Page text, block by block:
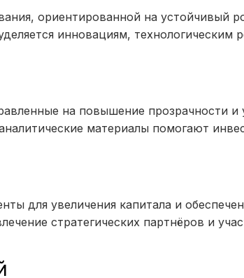
ориентированной на устойчивый
инновациям, технологическим
на повышение прозрачности и
материалы помогают
для увеличения капитала и
стратегических партнёров и